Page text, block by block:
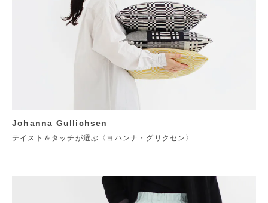
Johanna Gullichsen
テイスト＆タッチが選ぶ〈ヨハンナ・グリクセン〉